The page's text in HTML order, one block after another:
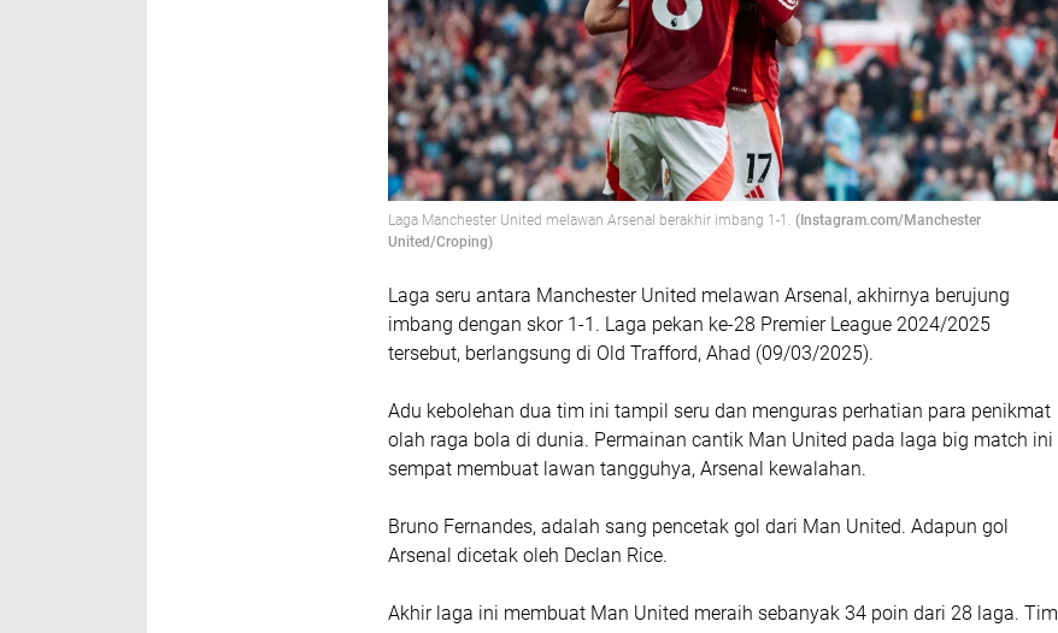
Laga Manchester United melawan Arsenal berakhir imbang 1-1. (Instagram.com/Manchester
United/Croping)
Laga seru antara Manchester United melawan Arsenal, akhirnya berujung
imbang dengan skor 1-1. Laga pekan ke-28 Premier League 2024/2025
tersebut, berlangsung di Old Trafford, Ahad (09/03/2025).
Adu kebolehan dua tim ini tampil seru dan menguras perhatian para penikmat
olah raga bola di dunia. Permainan cantik Man United pada laga big match ini
sempat membuat lawan tangguhya, Arsenal kewalahan.
Bruno Fernandes, adalah sang pencetak gol dari Man United. Adapun gol
Arsenal dicetak oleh Declan Rice.
Akhir laga ini membuat Man United meraih sebanyak 34 poin dari 28 laga. Tim